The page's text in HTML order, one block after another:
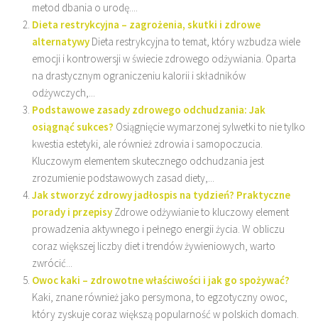
metod dbania o urodę....
Dieta restrykcyjna – zagrożenia, skutki i zdrowe
alternatywy Dieta restrykcyjna to temat, który wzbudza wiele
emocji i kontrowersji w świecie zdrowego odżywiania. Oparta
na drastycznym ograniczeniu kalorii i składników
odżywczych,...
Podstawowe zasady zdrowego odchudzania: Jak
osiągnąć sukces? Osiągnięcie wymarzonej sylwetki to nie tylko
kwestia estetyki, ale również zdrowia i samopoczucia.
Kluczowym elementem skutecznego odchudzania jest
zrozumienie podstawowych zasad diety,...
Jak stworzyć zdrowy jadłospis na tydzień? Praktyczne
porady i przepisy Zdrowe odżywianie to kluczowy element
prowadzenia aktywnego i pełnego energii życia. W obliczu
coraz większej liczby diet i trendów żywieniowych, warto
zwrócić...
Owoc kaki – zdrowotne właściwości i jak go spożywać?
Kaki, znane również jako persymona, to egzotyczny owoc,
który zyskuje coraz większą popularność w polskich domach.